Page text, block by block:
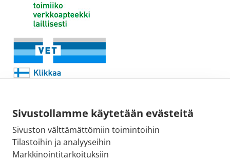
Sivustollamme käytetään evästeitä
Sivuston välttämättömiin toimintoihin
Tilastoihin ja analyyseihin
Markkinointitarkoituksiin
Sähköpostiosoite:
kirjaamo@fimea.fi